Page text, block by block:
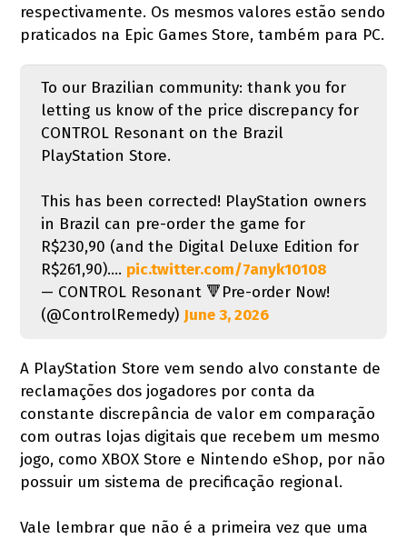
respectivamente. Os mesmos valores estão sendo
praticados na Epic Games Store, também para PC.
To our Brazilian community: thank you for
letting us know of the price discrepancy for
CONTROL Resonant on the Brazil
PlayStation Store.
This has been corrected! PlayStation owners
in Brazil can pre-order the game for
R$230,90 (and the Digital Deluxe Edition for
R$261,90).… pic.twitter.com/7anyk10108
— CONTROL Resonant 🔻Pre-order Now!
(@ControlRemedy) June 3, 2026
A PlayStation Store vem sendo alvo constante de
reclamações dos jogadores por conta da
constante discrepância de valor em comparação
com outras lojas digitais que recebem um mesmo
jogo, como XBOX Store e Nintendo eShop, por não
possuir um sistema de precificação regional.
Vale lembrar que não é a primeira vez que uma